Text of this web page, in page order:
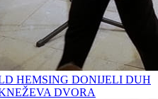
HEMSING DONIJELI DUH
DVORA